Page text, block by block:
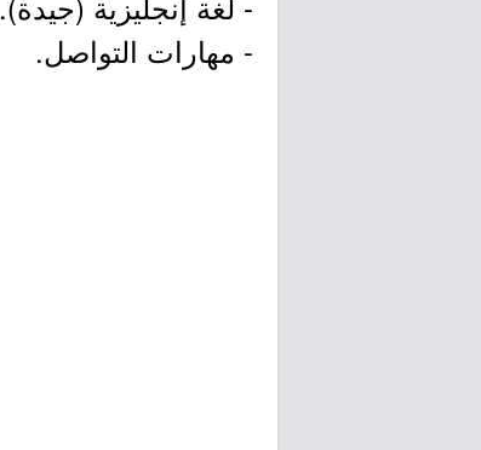
- مهارات التواصل.